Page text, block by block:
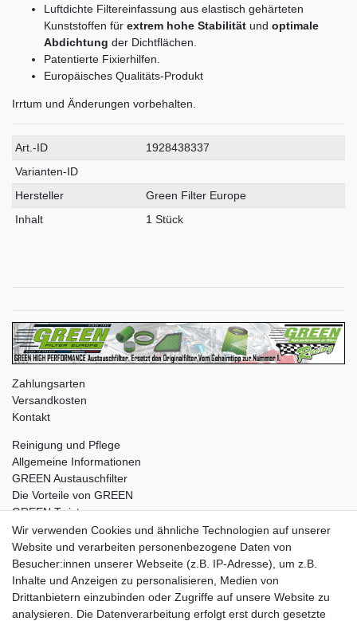
Luftdichte Filtereinfassung aus elastisch gehärteten
Kunststoffen für extrem hohe Stabilität und optimale
Abdichtung der Dichtflächen.
Patentierte Fixierhilfen.
Europäisches Qualitäts-Produkt
Irrtum und Änderungen vorbehalten.
Technisches
Merkmal
Wert
Art.-ID
1928438337
Varianten-ID
Hersteller
Green Filter Europe
Inhalt
1 Stück
Zahlungsarten
Versandkosten
Kontakt
Reinigung und Pflege
Allgemeine Informationen
GREEN Austauschfilter
Die Vorteile von GREEN
GREEN Twister
Impressum Daten­schutz­erklärung AGB
Barrierefreiheitserklärung Widerrufs­recht
Wir verwenden Cookies und ähnliche Technologien auf unserer
Website und verarbeiten personenbezogene Daten von
Besucher:innen unserer Webseite (z.B. IP-Adresse), um z.B.
Inhalte und Anzeigen zu personalisieren, Medien von
Drittanbietern einzubinden oder Zugriffe auf unsere Website zu
analysieren. Die Datenverarbeitung erfolgt erst durch gesetzte